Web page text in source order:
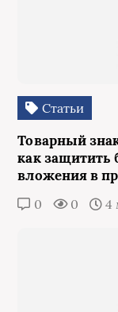
Статьи
Товарный
как защитить
вложения в
0 0 4